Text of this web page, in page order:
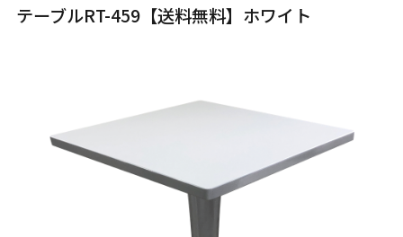
テーブルRT-459【送料無料】ホワイト